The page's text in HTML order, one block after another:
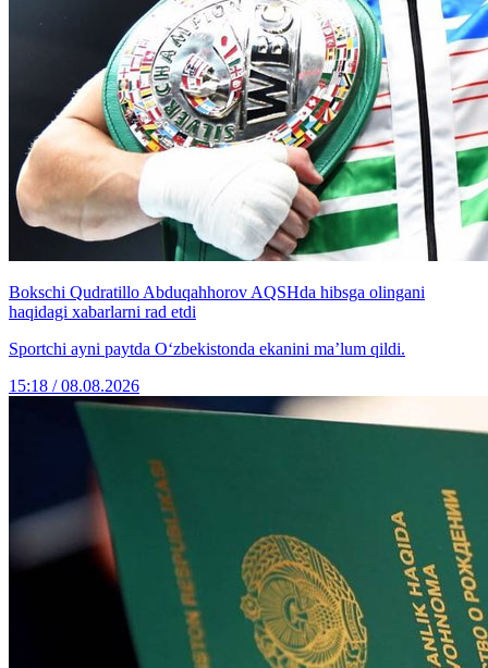
Bokschi Qudratillo Abduqahhorov AQSHda hibsga olingani
haqidagi xabarlarni rad etdi
Sportchi ayni paytda O‘zbekistonda ekanini ma’lum qildi.
15:18 / 08.08.2026